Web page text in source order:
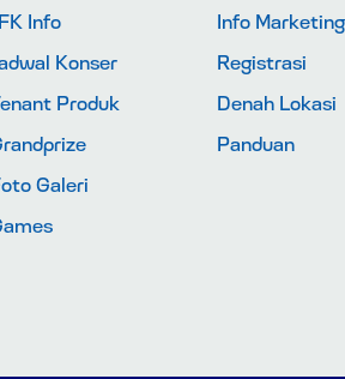
Info
Konser
Produk
Galeri
Info Marketing
Registrasi
Denah Lokasi
Panduan